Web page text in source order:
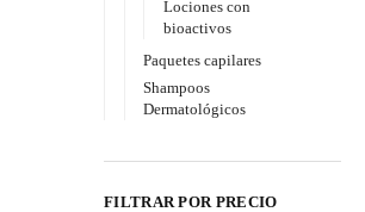
Lociones con
bioactivos
Paquetes capilares
Shampoos
Dermatológicos
FILTRAR POR PRECIO